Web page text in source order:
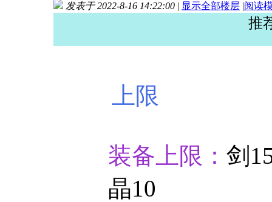
发表于 2022-8-16 14:22:00 | 显示全部楼层 |阅读
推
装备上限： 剑
晶10